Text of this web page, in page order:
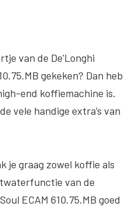
van de De'Longhi
gekeken? Dan heb
end koffiemachine is.
vele handige extra’s van
je graag zowel koffie als
van de
ECAM 610.75.MB goed